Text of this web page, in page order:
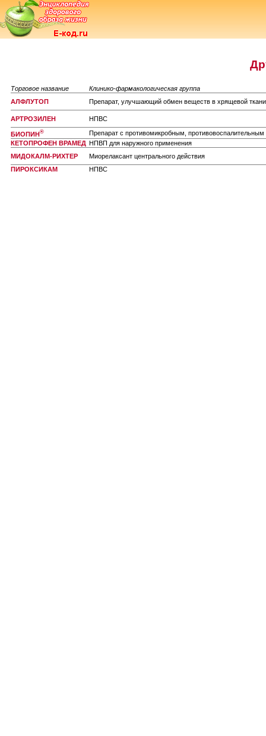
Торговое название
Клинико-фармакологическая группа
АЛФЛУТОП
Препарат, улучшающий обмен веществ в хрящевой ткани
АРТРОЗИЛЕН НПВС
БИОПИН®
Препарат с противомикробным,
КЕТОПРОФЕН ВРАМЕД НПВП для наружного применения
МИДОКАЛМ-РИХТЕР
Миорелаксант центрального действия
ПИРОКСИКАМ
НПВС